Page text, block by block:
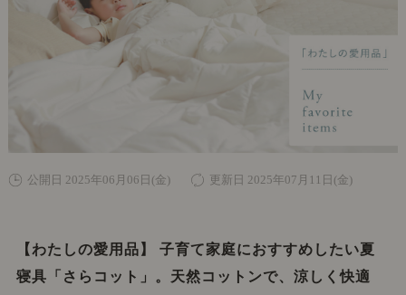
公開日 2025年06月06日(金) 更新日 2025年07月11日(金)
【わたしの愛用品】 子育て家庭におすすめしたい夏
寝具「さらコット」。天然コットンで、涼しく快適